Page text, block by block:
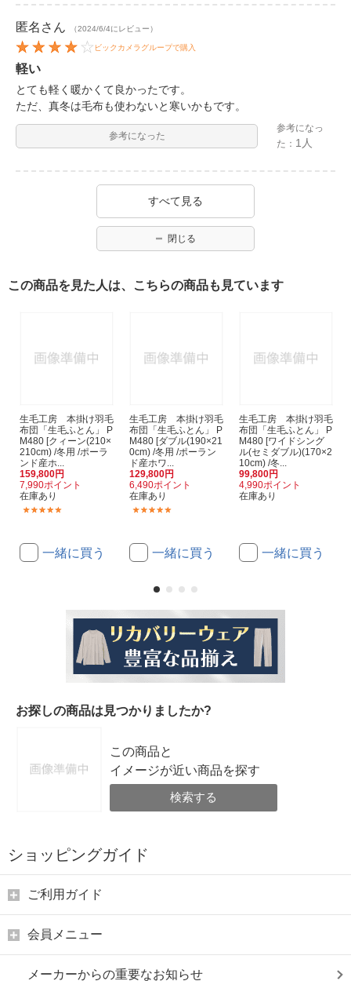
匿名 さん （2024/6/4にレビュー）
ビックカメラグループで購入
軽い
とても軽く暖かくて良かったです。
ただ、真冬は毛布も使わないと寒いかもです。
参考になった
参考になっ
た： 1人
すべて見る
閉じる
この商品を見た人は、こちらの商品も見ています
生毛工房 本掛け羽毛
布団「生毛ふとん」 P
M480 [クィーン(210×
210cm) /冬用 /ポーラ
ンド産ホ...
159,800円
7,990ポイント
在庫あり
一緒に買う
生毛工房 本掛け羽毛
布団「生毛ふとん」 P
M480 [ダブル(190×21
0cm) /冬用 /ポーラン
ド産ホワ...
129,800円
6,490ポイント
在庫あり
一緒に買う
生毛工房 本掛け羽毛
布団「生毛ふとん」 P
M480 [ワイドシング
ル(セミダブル)(170×2
10cm) /冬...
99,800円
4,990ポイント
在庫あり
一緒に買う
お探しの商品は見つかりましたか?
この商品と
イメージが近い商品を探す
検索する
ショッピングガイド
ご利用ガイド
会員メニュー
メーカーからの重要なお知らせ